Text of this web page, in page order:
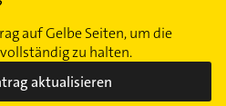
Garten
auf Gelbe Seiten, um die
zu halten.
aktualisieren